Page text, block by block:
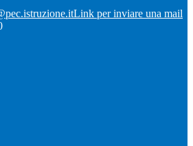
Link per inviare una mail